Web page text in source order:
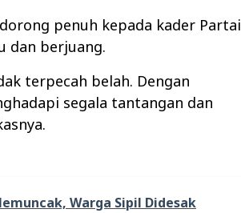
penuh kepada kader Partai
dan berjuang.
terpecah belah. Dengan
segala tantangan dan
Warga Sipil Didesak